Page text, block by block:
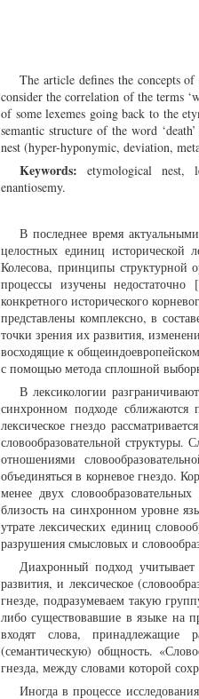
The article defines the concepts
consider the correlation of the terms
of some lexemes going back to the
semantic structure of the word
nest (hyper-hyponymic, deviation,
Keywords: etymological nest,
enantiosemy.
В последнее время
целостных единиц
Колесова, принципы структурной
процессы изучены
конкретного исторического
представлены комплексно, в
точки зрения их развития,
восходящие к
с помощью метода сплошной
В лексикологии
синхронном подходе сближаются
лексическое гнездо
словообразовательной структуры.
отношениями
объединяться в корневое гнездо.
менее двух
близость на синхронном уровне
утрате лексических единиц
разрушения смысловых и
Диахронный подход
развития, и лексическое
гнезде, подразумеваем такую
либо существовавшие в языке на
входят слова, принадлежащие
(семантическую) общность.
гнезда, между словами которой
Иногда в процессе